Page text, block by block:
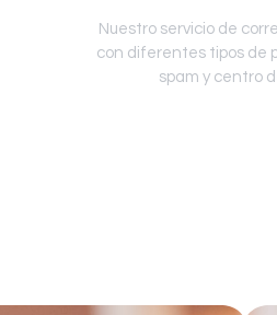
Nuestro servicio de
con diferentes tipos de
spam y centro